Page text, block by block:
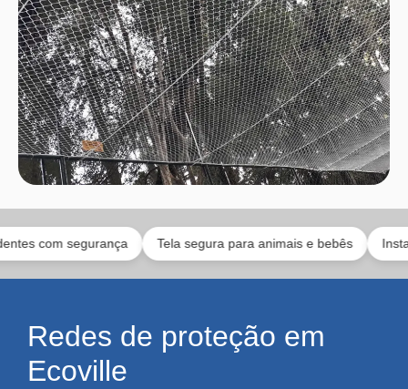
segurança Tela segura para animais e bebês Instaladores
Redes de proteção em
Ecoville